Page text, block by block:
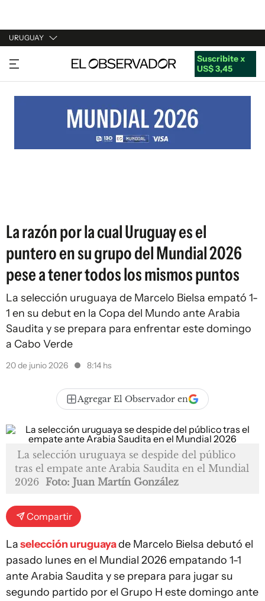
URUGUAY
URUGUAY
ARGENTINA
ESTADOS UNIDOS
Suscribite x
US$ 3,45
La razón por la cual Uruguay es el
puntero en su grupo del Mundial 2026
pese a tener todos los mismos puntos
La selección uruguaya de Marcelo Bielsa empató 1-
1 en su debut en la Copa del Mundo ante Arabia
Saudita y se prepara para enfrentar este domingo
a Cabo Verde
20 de junio 2026 8:14 hs
Agregar El Observador en
La selección uruguaya se despide del público
tras el empate ante Arabia Saudita en el Mundial
2026 Foto: Juan Martín González
Compartir
Laselección uruguayade Marcelo Bielsa debutó el
pasado lunes en el Mundial 2026 empatando 1-1
ante Arabia Saudita y se prepara para jugar su
segundo partido por el Grupo H este domingo ante